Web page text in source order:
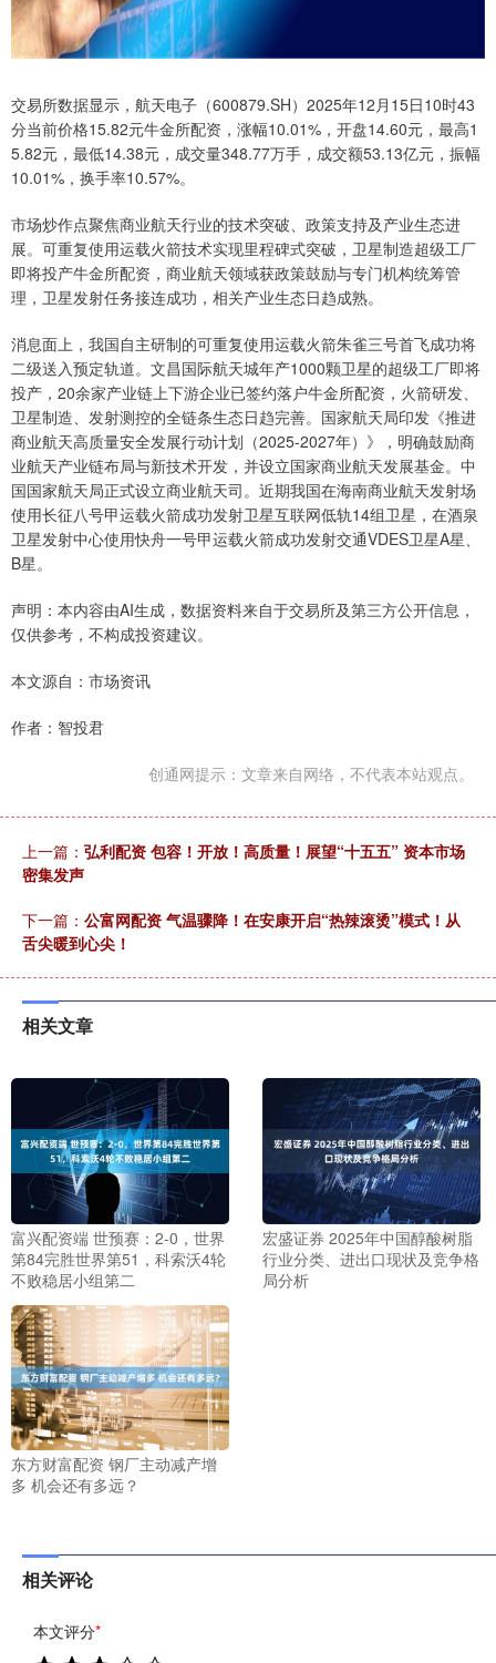
交易所数据显示，航天电子（600879.SH）2025年12月15日10时43
分当前价格15.82元牛金所配资，涨幅10.01%，开盘14.60元，最高1
5.82元，最低14.38元，成交量348.77万手，成交额53.13亿元，振幅
10.01%，换手率10.57%。
市场炒作点聚焦商业航天行业的技术突破、政策支持及产业生态进
展。可重复使用运载火箭技术实现里程碑式突破，卫星制造超级工厂
即将投产牛金所配资，商业航天领域获政策鼓励与专门机构统筹管
理，卫星发射任务接连成功，相关产业生态日趋成熟。
消息面上，我国自主研制的可重复使用运载火箭朱雀三号首飞成功将
二级送入预定轨道。文昌国际航天城年产1000颗卫星的超级工厂即将
投产，20余家产业链上下游企业已签约落户牛金所配资，火箭研发、
卫星制造、发射测控的全链条生态日趋完善。国家航天局印发《推进
商业航天高质量安全发展行动计划（2025-2027年）》，明确鼓励商
业航天产业链布局与新技术开发，并设立国家商业航天发展基金。中
国国家航天局正式设立商业航天司。近期我国在海南商业航天发射场
使用长征八号甲运载火箭成功发射卫星互联网低轨14组卫星，在酒泉
卫星发射中心使用快舟一号甲运载火箭成功发射交通VDES卫星A星、
B星。
声明：本内容由AI生成，数据资料来自于交易所及第三方公开信息，
仅供参考，不构成投资建议。
本文源自：市场资讯
作者：智投君
创通网提示：文章来自网络，不代表本站观点。
上一篇： 弘利配资 包容！开放！高质量！展望“十五五” 资本市场
密集发声
下一篇： 公富网配资 气温骤降！在安康开启“热辣滚烫”模式！从
舌尖暖到心尖！
相关文章
富兴配资端 世预赛：2-0，世界
第84完胜世界第51，科索沃4轮
不败稳居小组第二
宏盛证券 2025年中国醇酸树脂
行业分类、进出口现状及竞争格
局分析
东方财富配资 钢厂主动减产增
多 机会还有多远？
相关评论
本文评分*